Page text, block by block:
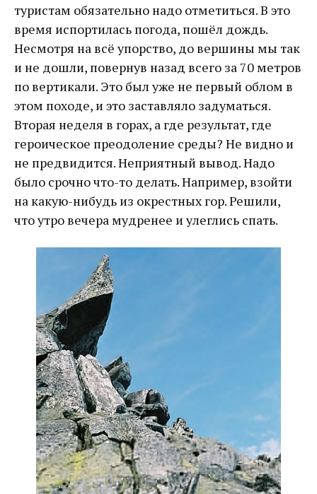
туристам обязательно надо отметиться. В это
время испортилась погода, пошёл дождь.
Несмотря на всё упорство, до вершины мы так
и не дошли, повернув назад всего за 70 метров
по вертикали. Это был уже не первый облом в
этом походе, и это заставляло задуматься.
Вторая неделя в горах, а где результат, где
героическое преодоление среды? Не видно и
не предвидится. Неприятный вывод. Надо
было срочно что-то делать. Например, взойти
на какую-нибудь из окрестных гор. Решили,
что утро вечера мудренее и улеглись спать.